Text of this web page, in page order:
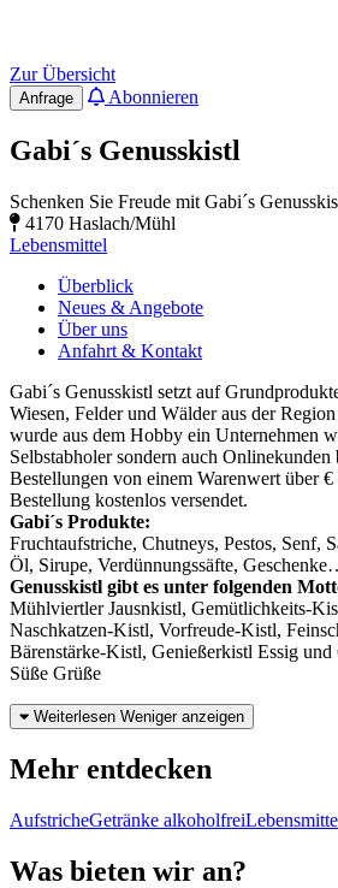
Zur Übersicht
Anfrage Abonnieren
Gabi´s Genusskistl
Schenken Sie Freude mit Gabi´s
4170 Haslach/Mühl
Lebensmittel
Überblick
Neues & Angebote
Über uns
Anfahrt & Kontakt
Gabi´s Genusskistl setzt auf
Wiesen, Felder und Wälder aus der
wurde aus dem Hobby ein Unternehmen
Selbstabholer sondern auch Onlinekunden
Bestellungen von einem Warenwert über
Bestellung kostenlos versendet.
Gabi´s Produkte:
Fruchtaufstriche, Chutneys, Pestos, Senf,
Öl, Sirupe, Verdünnungssäfte,
Genusskistl gibt es unter folgenden
Mühlviertler Jausnkistl, Gemütlichkeits-
Naschkatzen-Kistl, Vorfreude-Kistl,
Bärenstärke-Kistl, Genießerkistl Essig
Süße Grüße
Weiterlesen Weniger anzeigen
Mehr entdecken
AufstricheGetränke alkoholfrei
Was bieten wir an?